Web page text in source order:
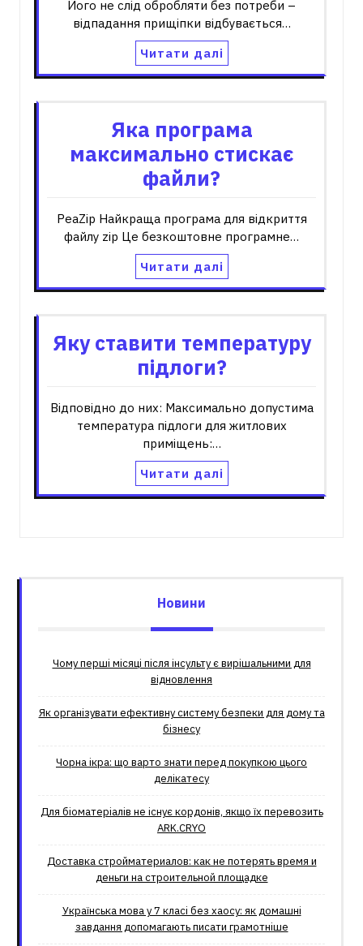
Його не слід обробляти без потреби –
відпадання прищіпки відбувається…
Читати далі
Яка програма
максимально стискає
файли?
PeaZip Найкраща програма для відкриття
файлу zip Це безкоштовне програмне…
Читати далі
Яку ставити температуру
підлоги?
Відповідно до них: Максимально допустима
температура підлоги для житлових
приміщень:…
Читати далі
Новини
Чому перші місяці після інсульту є вирішальними для
відновлення
Як організувати ефективну систему безпеки для дому та
бізнесу
Чорна ікра: що варто знати перед покупкою цього
делікатесу
Для біоматеріалів не існує кордонів, якщо їх перевозить
ARK.CRYO
Доставка стройматериалов: как не потерять время и
деньги на строительной площадке
Українська мова у 7 класі без хаосу: як домашні
завдання допомагають писати грамотніше